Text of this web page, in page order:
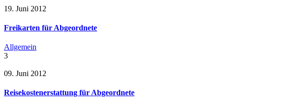
19. Juni 2012
Freikarten für Abgeordnete
Allgemein
3
09. Juni 2012
Reisekostenerstattung für Abgeordnete